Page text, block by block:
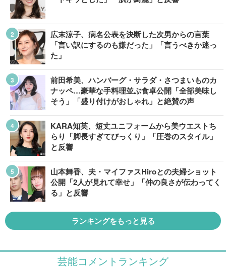
広末涼子、病名公表を決断した次男からの言葉
「言い訳にするのも嫌だった」「言うべきか迷っ
た」
前田希美、ハンバーグ・サラダ・さつまいものカ
ナッペ…豪華な手料理並ぶ食卓公開「全部美味し
そう」「盛り付けがおしゃれ」と絶賛の声
KARA知英、短丈ユニフォームから美ウエストち
らり「脚長すぎてびっくり」「圧巻のスタイル」
と反響
山本舞香、夫・マイファスHiroとの夫婦ショット
公開「2人が見れて幸せ」「仲の良さが伝わってく
る」と反響
ランキングをもっと見る